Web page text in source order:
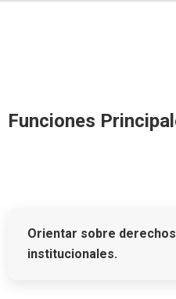
Funciones
Orientar sobre
institucionales.